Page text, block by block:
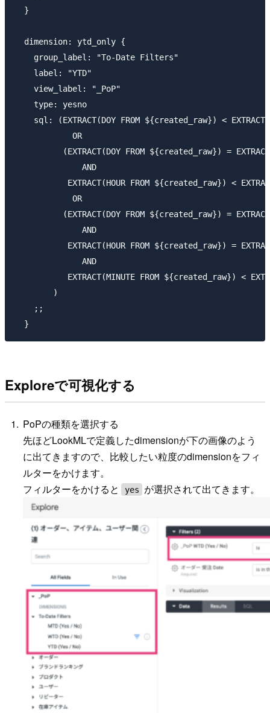
  }
  dimension: ytd_only {
    group_label: "To-Date Filters"
    label: "YTD"
    view_label: "_PoP"
    type: yesno
sql: (EXTRACT(DOY FROM ${created_raw}) <
            OR
(EXTRACT(DOY FROM ${created_raw}) =
              AND
EXTRACT(HOUR FROM ${created_raw}) <
            OR
(EXTRACT(DOY FROM ${created_raw}) =
              AND
EXTRACT(HOUR FROM ${created_raw}) =
              AND
EXTRACT(MINUTE FROM ${created_raw}) <
        )
    ;;
Exploreで可視化する
PoPの種類を選択する
先ほどLookMLで定義したdimensionが下の画像のよう
に出てきますので、比較したい粒度のdimensionをフィ
ルターをかけます。
フィルターをかけると
yes が選択されて出てきます。